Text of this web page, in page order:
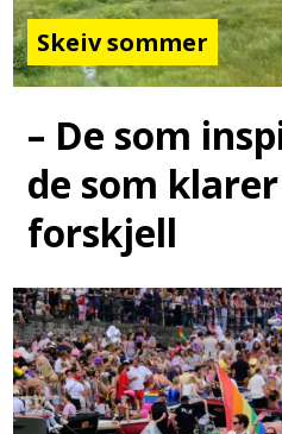
Skeiv sommer
– De som
de som
forskjell